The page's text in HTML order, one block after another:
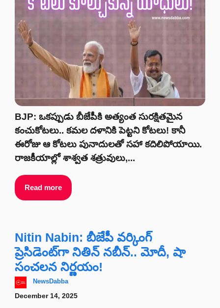
BJP: ఒకప్పుడు బీజేపీకి అత్యంత సురక్షితమైన
కంచుకోటలు.. కమల దళానికి పెట్టని కోటలు! కానీ
ఈరోజు ఆ కోటలు పునాదులతో సహా కదిలిపోయాయి.
రాజకీయాల్లో శాశ్వత శత్రువులు,...
Read more
Nitin Nabin: బీజేపీ వర్కింగ్
ప్రెసిడెంట్‌గా నితిన్ నబీన్.. మోదీ, షా
సంచలన నిర్ణయం!
NewsDabba
December 14, 2025